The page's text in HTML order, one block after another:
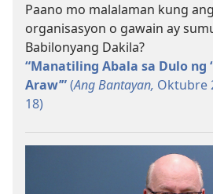
Paano mo malalaman kung
organisasyon o gawain ay
Babilonyang Dakila?
“Manatiling Abala sa Dulo ng
Araw’”(Ang Bantayan, Oktubre
18)